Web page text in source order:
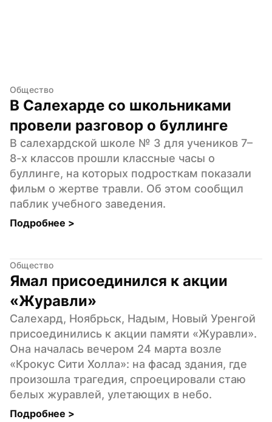
Общество
В Салехарде со школьниками
провели разговор о буллинге
В салехардской школе № 3 для учеников 7–
8-х классов прошли классные часы о
буллинге, на которых подросткам показали
фильм о жертве травли. Об этом сообщил
паблик учебного заведения.
Подробнее >
Общество
Ямал присоединился к акции
«Журавли»
Салехард, Ноябрьск, Надым, Новый Уренгой
присоединились к акции памяти «Журавли».
Она началась вечером 24 марта возле
«Крокус Сити Холла»: на фасад здания, где
произошла трагедия, спроецировали стаю
белых журавлей, улетающих в небо.
Подробнее >